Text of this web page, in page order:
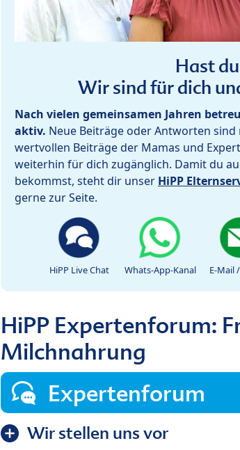
Hast
Wir sind für dich
Nach vielen gemeinsamen Jahren
aktiv. Neue Beiträge oder Antworten
wertvollen Beiträge der Mamas und
weiterhin für dich zugänglich. Damit du
bekommst, steht dir unser HiPP
gerne zur Seite.
HiPP Live Chat Whats-App-Kanal E-Mail
HiPP Expertenforum:
Milchnahrung
Expertenforum
Wir stellen uns vor